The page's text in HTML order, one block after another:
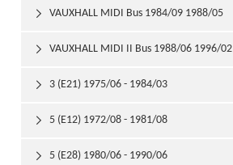
VAUXHALL MIDI Bus 1984/09 1988/05

VAUXHALL MIDI II Bus 1988/06 1996/02

3 (E21) 1975/06 - 1984/03

5 (E12) 1972/08 - 1981/08

5 (E28) 1980/06 - 1990/06
